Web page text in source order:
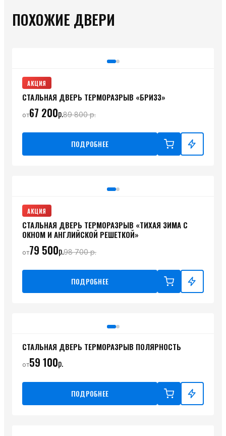
ПОХОЖИЕ ДВЕРИ
АКЦИЯ
СТАЛЬНАЯ ДВЕРЬ ТЕРМОРАЗРЫВ «БРИЗЗ»
от67 200р.89 800р.
ПОДРОБНЕЕ
АКЦИЯ
СТАЛЬНАЯ ДВЕРЬ ТЕРМОРАЗРЫВ «ТИХАЯ ЗИМА С
ОКНОМ И АНГЛИЙСКОЙ РЕШЕТКОЙ»
от79 500р.98 700р.
ПОДРОБНЕЕ
СТАЛЬНАЯ ДВЕРЬ ТЕРМОРАЗРЫВ ПОЛЯРНОСТЬ
от59 100р.
ПОДРОБНЕЕ